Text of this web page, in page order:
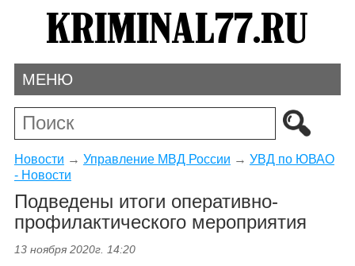
МЕНЮ
Новости → Управление МВД России → УВД по ЮВАО
- Новости
Подведены итоги оперативно-
профилактического мероприятия
13 ноября 2020г. 14:20